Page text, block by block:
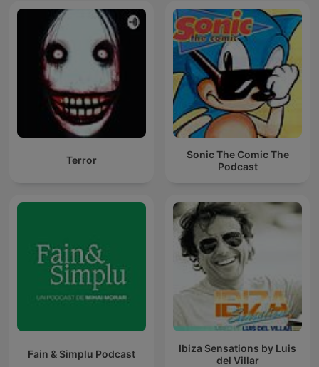
Terror
Sonic The Comic The
Podcast
Fain & Simplu Podcast
Ibiza Sensations by Luis
del Villar